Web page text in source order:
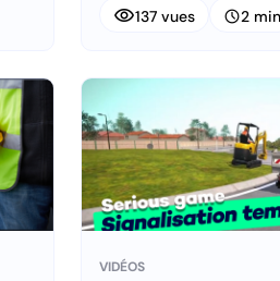
visibility137 vues schedule2 min
VIDÉOS